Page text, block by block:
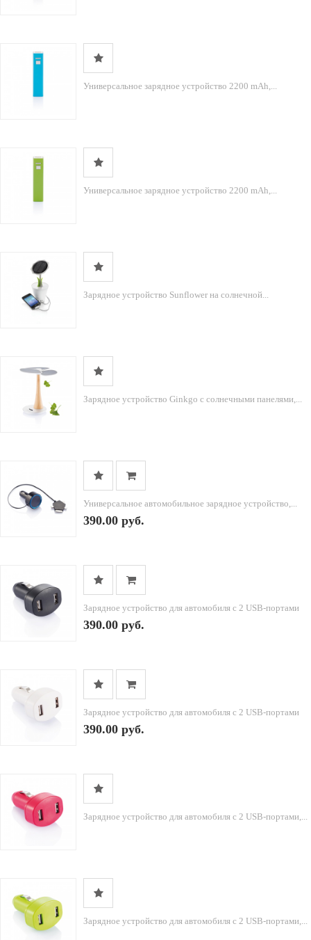
Универсальное зарядное устройство 2200 mAh,...
Универсальное зарядное устройство 2200 mAh,...
Зарядное устройство Sunflower на солнечной...
Зарядное устройство Ginkgo с солнечными панелями,...
Универсальное автомобильное зарядное устройство,...
390.00 руб.
Зарядное устройство для автомобиля с 2 USB-портами
390.00 руб.
Зарядное устройство для автомобиля с 2 USB-портами
390.00 руб.
Зарядное устройство для автомобиля с 2 USB-портами,...
Зарядное устройство для автомобиля с 2 USB-портами,...